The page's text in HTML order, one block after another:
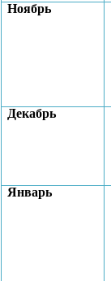
Ноябрь
Декабрь
Январь